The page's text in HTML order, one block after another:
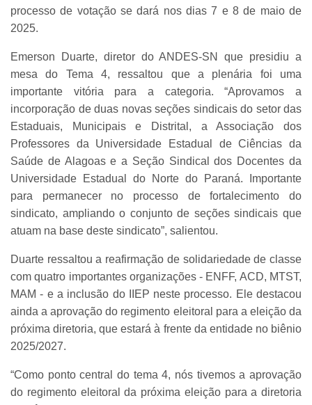
processo de votação se dará nos dias 7 e 8 de maio de
2025.
Emerson Duarte, diretor do ANDES-SN que presidiu a
mesa do Tema 4, ressaltou que a plenária foi uma
importante vitória para a categoria. “Aprovamos a
incorporação de duas novas seções sindicais do setor das
Estaduais, Municipais e Distrital, a Associação dos
Professores da Universidade Estadual de Ciências da
Saúde de Alagoas e a Seção Sindical dos Docentes da
Universidade Estadual do Norte do Paraná. Importante
para permanecer no processo de fortalecimento do
sindicato, ampliando o conjunto de seções sindicais que
atuam na base deste sindicato”, salientou.
Duarte ressaltou a reafirmação de solidariedade de classe
com quatro importantes organizações - ENFF, ACD, MTST,
MAM - e a inclusão do IIEP neste processo. Ele destacou
ainda a aprovação do regimento eleitoral para a eleição da
próxima diretoria, que estará à frente da entidade no biênio
2025/2027.
“Como ponto central do tema 4, nós tivemos a aprovação
do regimento eleitoral da próxima eleição para a diretoria